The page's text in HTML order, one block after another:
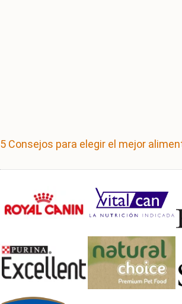
5 Consejos para elegir el mejor